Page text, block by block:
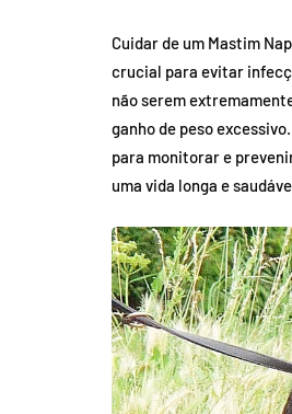
Cuidar de um Mastim
crucial para evitar
não serem
ganho de peso
para monitorar e
uma vida longa e